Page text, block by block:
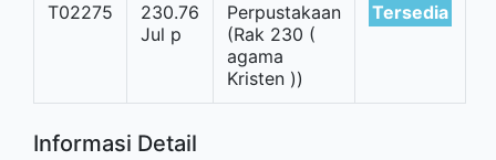
T02275
230.76
Jul p
Perpustakaan
(Rak 230 (
agama
Kristen ))
Tersedia
Informasi Detail